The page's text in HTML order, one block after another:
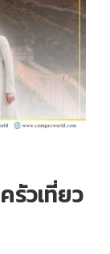
รัวเที่ยว